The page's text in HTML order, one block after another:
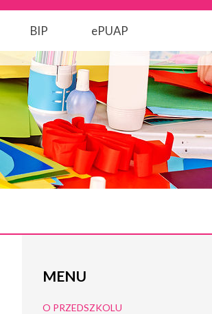
BIP ePUAP
MENU
O PRZEDSZKOLU